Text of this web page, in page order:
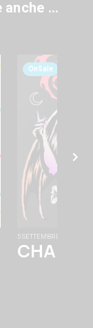
...
OnSale
5 SETTEMBRE |